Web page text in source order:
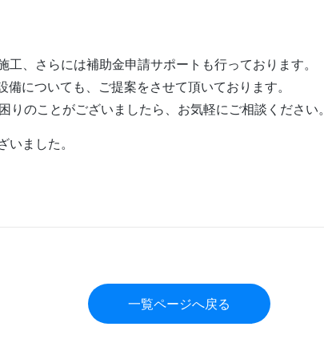
、さらには補助金申請サポートも行っております。
についても、ご提案をさせて頂いております。
のことがございましたら、お気軽にご相談ください。
ました。
一覧ページへ戻る